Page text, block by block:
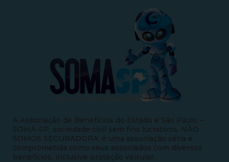
A Associação de Benefícios do Estado e São Paulo –
SOMA-SP, sociedade civil sem fins lucrativos, NÃO
SOMOS SEGURADORA, é uma associação séria e
comprometida como seus associados com diversos
benefícios, inclusive proteção veicular.